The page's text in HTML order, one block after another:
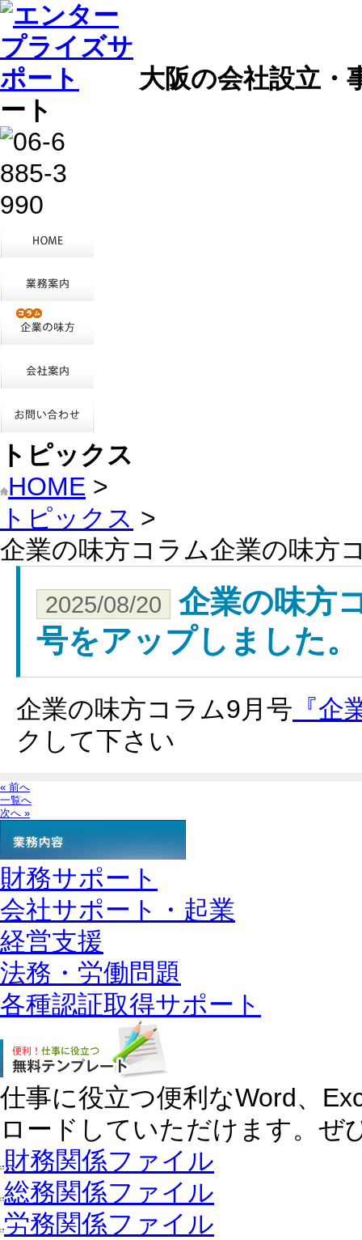
大阪の会社設立・
ート
トピックス
HOME >
トピックス >
企業の味方コラム企業の味方
2025/08/20
企業の味方
号をアップしました。
企業の味方コラム9月号 『
クして下さい
« 前へ
一覧へ
次へ »
財務サポート
会社サポート・起業
経営支援
法務・労働問題
各種認証取得サポート
仕事に役立つ便利なWord、
ロードしていただけます。ぜ
財務関係ファイル
総務関係ファイル
労務関係ファイル